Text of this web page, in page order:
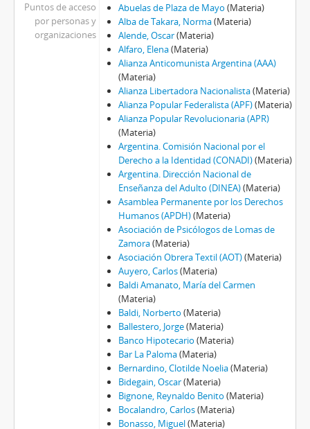
Puntos de acceso
por personas y
organizaciones
Abuelas de Plaza de Mayo (Materia)
Alba de Takara, Norma(Materia)
Alende, Oscar(Materia)
Alfaro, Elena(Materia)
Alianza Anticomunista Argentina (AAA)
(Materia)
Alianza Libertadora Nacionalista(Materia)
Alianza Popular Federalista (APF)(Materia)
Alianza Popular Revolucionaria (APR)
(Materia)
Argentina. Comisión Nacional por el
Derecho a la Identidad (CONADI)(Materia)
Argentina. Dirección Nacional de
Enseñanza del Adulto (DINEA)(Materia)
Asamblea Permanente por los Derechos
Humanos (APDH)(Materia)
Asociación de Psicólogos de Lomas de
Zamora(Materia)
Asociación Obrera Textil (AOT)(Materia)
Auyero, Carlos(Materia)
Baldi Amanato, María del Carmen
(Materia)
Baldi, Norberto (Materia)
Ballestero, Jorge(Materia)
Banco Hipotecario (Materia)
Bar La Paloma(Materia)
Bernardino, Clotilde Noelia(Materia)
Bidegain, Oscar(Materia)
Bignone, Reynaldo Benito (Materia)
Bocalandro, Carlos(Materia)
Bonasso, Miguel(Materia)